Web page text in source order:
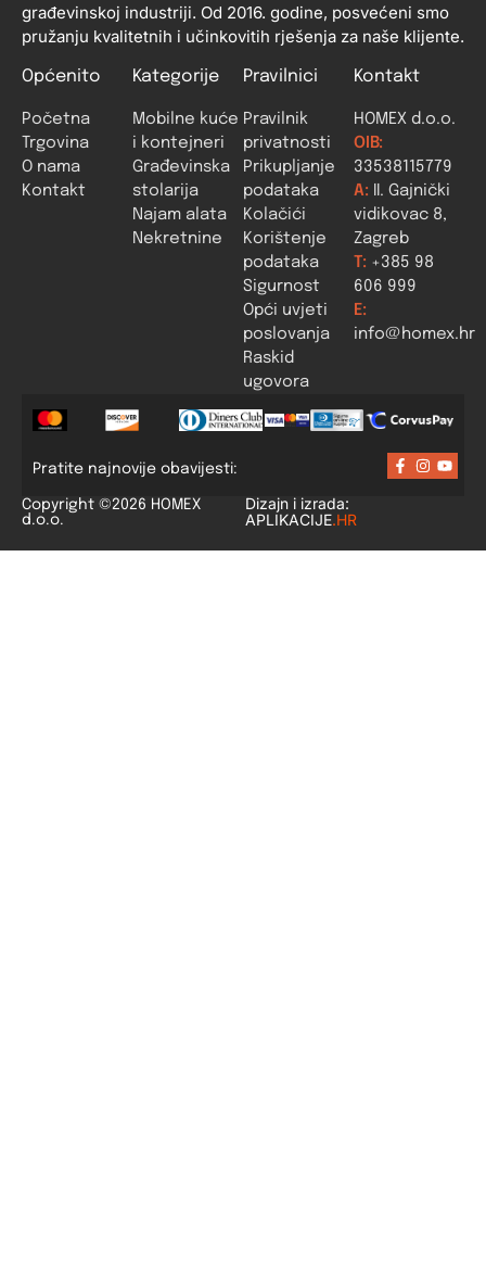
građevinskoj industriji. Od 2016. godine, posvećeni smo
pružanju kvalitetnih i učinkovitih rješenja za naše klijente.
Općenito
Početna
Trgovina
O nama
Kontakt
Kategorije
Mobilne kuće
i kontejneri
Građevinska
stolarija
Najam alata
Nekretnine
Pravilnici
Pravilnik
privatnosti
Prikupljanje
podataka
Kolačići
Korištenje
podataka
Sigurnost
Opći uvjeti
poslovanja
Raskid
ugovora
Kontakt
HOMEX d.o.o.
OIB:
33538115779
A: II. Gajnički
vidikovac 8,
Zagreb
T: +385 98
606 999
E:
info@homex.hr
Pratite najnovije obavijesti:
Copyright ©2026 HOMEX
d.o.o.
Dizajn i izrada:
APLIKACIJE.HR